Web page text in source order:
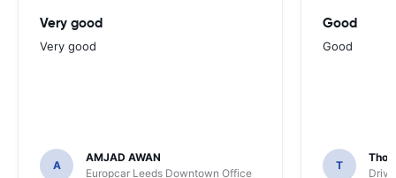
Very good
Very good
A
AMJAD AWAN
Europcar Leeds Downtown Office
Good
Good
T